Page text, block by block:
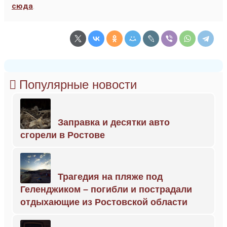
сюда.
Популярные новости
Заправка и десятки авто
сгорели в Ростове
Трагедия на пляже под
Геленджиком – погибли и пострадали
отдыхающие из Ростовской области